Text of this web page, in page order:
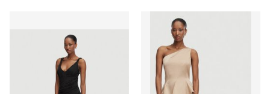
Bluzka damska casual